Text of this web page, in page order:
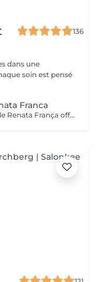
136
dans une
soin est pensé
Franca
Le massage remodelant selon la Méthode Renata França offre des résultats surprenants, car il a été conçu pour remodeler les adipocytes, c'est-à-dire déplacer la graisse vers les zones appropriées et ainsi mieux dessiner les contours du corps. Le pétrissage et les glissements ne sont que quelques-unes des manuvres qui promettent de redessiner la silhouette et d'offrir des courbes plus harmonieuses.